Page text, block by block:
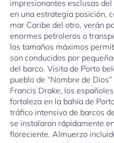
impresionantes esclusas
en una estrategia posición,
mar Caribe del otro, verán
enormes petroleros o
los tamaños máximos
son conducidos por
del barco. Visita de Porto
pueblo de “Nombre de
Francis Drake, los
fortaleza en la bahía de
tráfico intensivo de barcos
se instalaron rápidamente
floreciente. Almuerzo